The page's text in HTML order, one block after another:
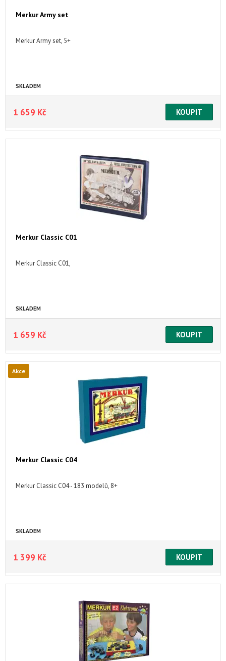
Merkur Army set
Merkur Army set, 5+
SKLADEM
1 659 Kč
Merkur Classic C01
Merkur Classic C01,
SKLADEM
1 659 Kč
Akce
Merkur Classic C04
Merkur Classic C04 - 183 modelů, 8+
SKLADEM
1 399 Kč